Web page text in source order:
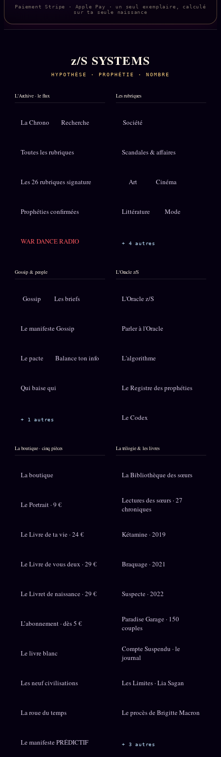
Paiement Stripe · Apple Pay · un seul exemplaire, calculé
sur ta seule naissance
z/S SYSTEMS
HYPOTHÈSE · PROPHÉTIE · NOMBRE
L'Archive · le flux
La Chrono Recherche
Toutes les rubriques
Les 26 rubriques signature
Prophéties confirmées
WAR DANCE RADIO
Les rubriques
Société
Scandales & affaires
Art Cinéma
Littérature Mode
+ 4 autres
Gossip & people
Gossip Les briefs
Le manifeste Gossip
Le pacte Balance ton info
Qui baise qui
+ 1 autres
L'Oracle z/S
L'Oracle z/S
Parler à l'Oracle
L'algorithme
Le Registre des prophéties
Le Codex
La boutique · cinq pièces
La boutique
Le Portrait · 9 €
Le Livre de ta vie · 24 €
Le Livre de vous deux · 29 €
Le Livret de naissance · 29 €
L’abonnement · dès 5 €
Le livre blanc
Les neuf civilisations
La roue du temps
Le manifeste PRÉDICTIF
La trilogie & les livres
La Bibliothèque des sœurs
Lectures des sœurs · 27
chroniques
Kétamine · 2019
Braquage · 2021
Suspecte · 2022
Paradise Garage · 150
couples
Compte Suspendu · le
journal
Les Limites · Lia Sagan
Le procès de Brigitte Macron
+ 3 autres